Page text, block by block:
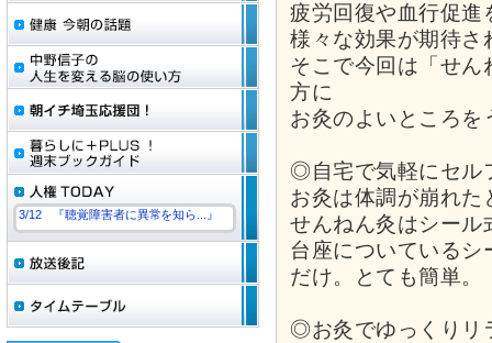
3/12 『聴覚障害者に異常を知ら...』
疲労回復や血行促進
様々な効果が期待さ
そこで今回は「せん
方に
お灸のよいところを
◎自宅で気軽にセル
お灸は体調が崩れた
せんねん灸はシール
台座についているシ
だけ。とても簡単。
◎お灸でゆっくりリ